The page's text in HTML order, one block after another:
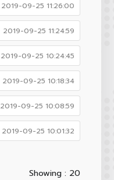
2019-09-25 11:26:00
2019-09-25 11:24:59
2019-09-25 10:24:45
2019-09-25 10:18:34
2019-09-25 10:08:59
2019-09-25 10:01:32
Showing : 20